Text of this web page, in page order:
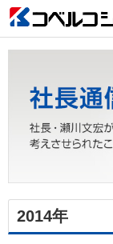
2014年